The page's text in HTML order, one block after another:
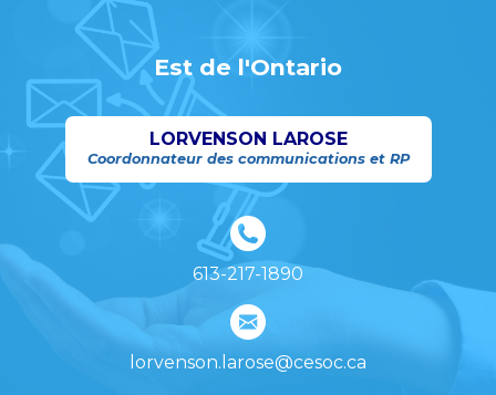
Est de l'Ontario
LORVENSON LAROSE
Coordonnateur des communications et RP
613-217-1890
lorvenson.larose@cesoc.ca